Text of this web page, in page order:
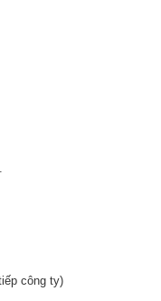
công ty)